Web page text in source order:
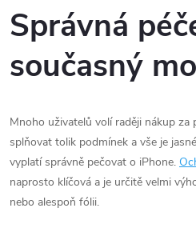
Správná
současný
Mnoho uživatelů volí raději nákup
splňovat tolik podmínek a vše je
vyplatí správně pečovat o iPhone.
naprosto klíčová a je určitě velmi
nebo alespoň fólii.